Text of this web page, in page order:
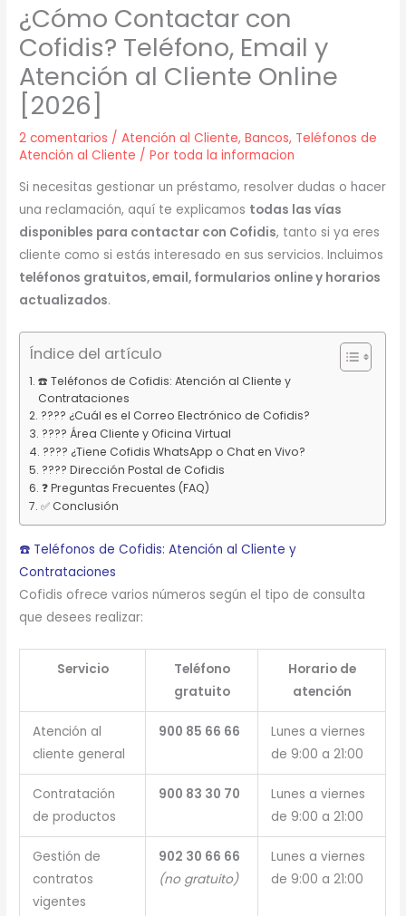
¿Cómo Contactar con
Cofidis? Teléfono, Email y
Atención al Cliente Online
[2026]
2 comentarios /Atención al Cliente,Bancos, Teléfonos de
Atención al Cliente / Por toda la informacion
Si necesitas gestionar un préstamo, resolver dudas o hacer
una reclamación, aquí te explicamos todas las vías
disponibles para contactar con Cofidis, tanto si ya eres
cliente como si estás interesado en sus servicios. Incluimos
teléfonos gratuitos, email, formularios online y horarios
actualizados.
Índice del artículo
☎️ Teléfonos de Cofidis: Atención al Cliente y
Contrataciones
???? ¿Cuál es el Correo Electrónico de Cofidis?
???? Área Cliente y Oficina Virtual
???? ¿Tiene Cofidis WhatsApp o Chat en Vivo?
???? Dirección Postal de Cofidis
❓ Preguntas Frecuentes (FAQ)
✅ Conclusión
☎️ Teléfonos de Cofidis: Atención al Cliente y
Contrataciones
Cofidis ofrece varios números según el tipo de consulta
que desees realizar:
Servicio
Teléfono
gratuito
Horario de
atención
Atención al
cliente general
900 85 66 66
Lunes a viernes
de 9:00 a 21:00
Contratación
de productos
900 83 30 70
Lunes a viernes
de 9:00 a 21:00
Gestión de
contratos
vigentes
902 30 66 66
(no gratuito)
Lunes a viernes
de 9:00 a 21:00